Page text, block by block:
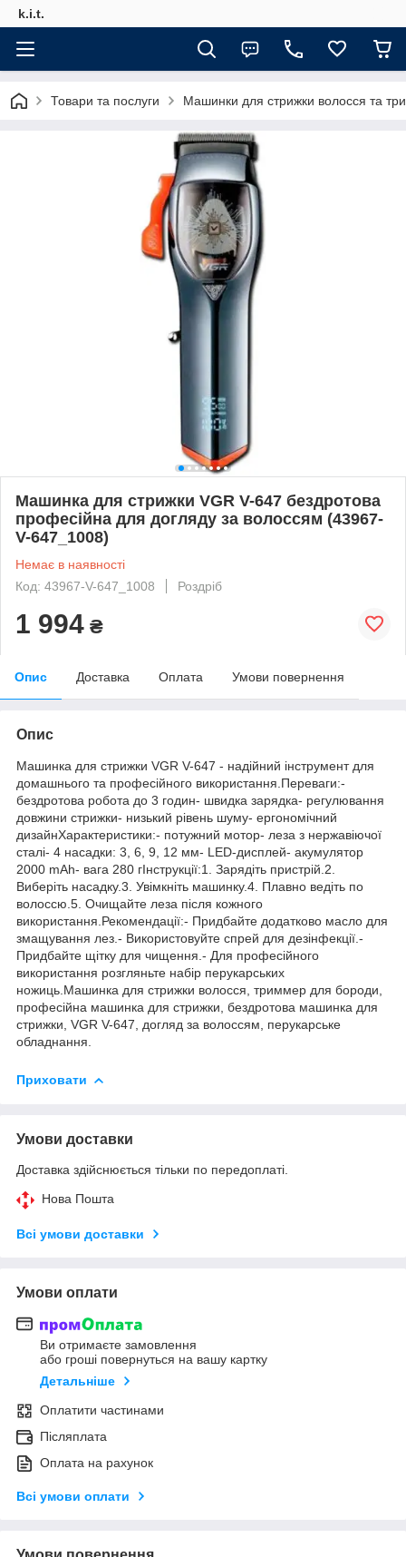
k.i.t.
Товари та послуги Машинки для стрижки волосся та
Машинка для стрижки VGR V-647 бездротова
професійна для догляду за волоссям (43967-
V-647_1008)
Немає в наявності
Код: 43967-V-647_1008
Роздріб
1 994 ₴
Опис Доставка Оплата Умови повернення
Опис
Машинка для стрижки VGR V-647 - надійний інструмент для
домашнього та професійного використання.Переваги:-
бездротова робота до 3 годин- швидка зарядка- регулювання
довжини стрижки- низький рівень шуму- ергономічний
дизайнХарактеристики:- потужний мотор- леза з нержавіючої
сталі- 4 насадки: 3, 6, 9, 12 мм- LED-дисплей- акумулятор
2000 mAh- вага 280 гІнструкції:1. Зарядіть пристрій.2.
Виберіть насадку.3. Увімкніть машинку.4. Плавно ведіть по
волоссю.5. Очищайте леза після кожного
використання.Рекомендації:- Придбайте додатково масло для
змащування лез.- Використовуйте спрей для дезінфекції.-
Придбайте щітку для чищення.- Для професійного
використання розгляньте набір перукарських
ножиць.Машинка для стрижки волосся, триммер для бороди,
професійна машинка для стрижки, бездротова машинка для
стрижки, VGR V-647, догляд за волоссям, перукарське
обладнання.
Приховати
Умови доставки
Доставка здійснюється тільки по передоплаті.
Нова Пошта
Всі умови доставки
Умови оплати
Ви отримаєте замовлення
або гроші повернуться на вашу картку
Детальніше
Оплатити частинами
Післяплата
Оплата на рахунок
Всі умови оплати